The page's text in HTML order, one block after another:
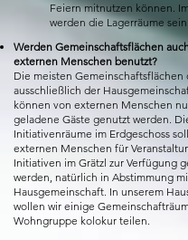
Feiern mitnutzen können.
werden die Lagerräume sein.
Werden Gemeinschaftsflächen
externen Menschen benutzt?
Die meisten Gemeinschaftsflächen
ausschließlich der
können von externen Menschen
geladene Gäste genutzt werden.
Initiativenräume im Erdgeschoss
externen Menschen für
Initiativen im Grätzl zur Verfügung
werden, natürlich in Abstimmung
Hausgemeinschaft. In unserem
wollen wir einige
Wohngruppe kolokur teilen.